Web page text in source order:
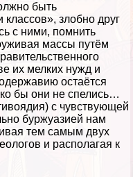
быть
злобно друг
с ними, помнить
массы путём
их мелких нужд и
остаётся
бы они не спелись…
с чувствующей
буржуазией нам
тем самым двух
и располагая к